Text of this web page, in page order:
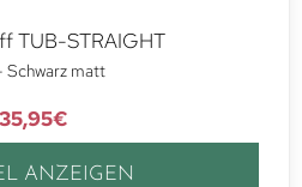
TUB-STRAIGHT
Schwarz matt
35,95€
ANZEIGEN